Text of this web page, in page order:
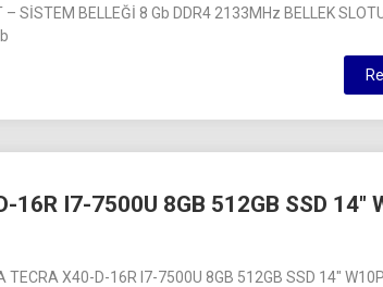
– SİSTEM BELLEĞİ 8 Gb DDR4 2133MHz BELLEK
16R I7-7500U 8GB 512GB SSD 14″
TECRA X40-D-16R I7-7500U 8GB 512GB SSD 14″